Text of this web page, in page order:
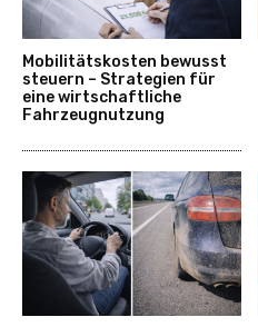
Mobilitätskosten bewusst
steuern – Strategien für
eine wirtschaftliche
Fahrzeugnutzung